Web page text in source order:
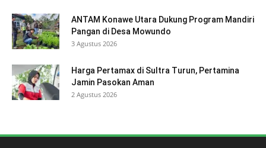
ANTAM Konawe Utara Dukung Program Mandiri
Pangan di Desa Mowundo
3 Agustus 2026
Harga Pertamax di Sultra Turun, Pertamina
Jamin Pasokan Aman
2 Agustus 2026